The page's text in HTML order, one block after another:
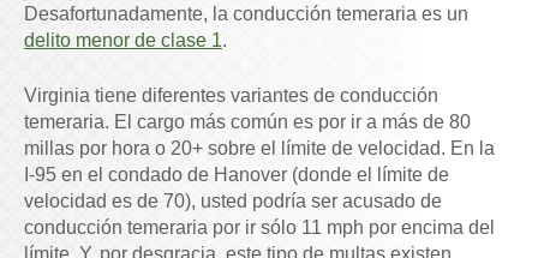
Desafortunadamente, la conducción temeraria es un
delito menor de clase 1.
Virginia tiene diferentes variantes de conducción
temeraria. El cargo más común es por ir a más de 80
millas por hora o 20+ sobre el límite de velocidad. En la
I-95 en el condado de Hanover (donde el límite de
velocidad es de 70), usted podría ser acusado de
conducción temeraria por ir sólo 11 mph por encima del
límite. Y, por desgracia, este tipo de multas existen.